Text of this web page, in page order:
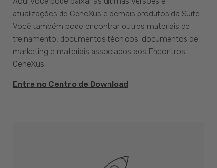
atualizações de GeneXus e demais produtos da Suite.
Você também pode encontrar outros materiais de
treinamento, documentos técnicos, documentos de
marketing e materiais associados aos Encontros
GeneXus.
Entre no Centro de Download